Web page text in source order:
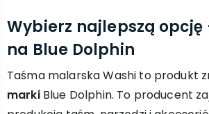
Wybierz najlepszą
na Blue Dolphin
Taśma malarska Washi to produkt
markiBlue Dolphin. To producent